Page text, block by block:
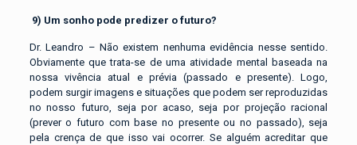
9) Um sonho pode predizer o futuro?
Dr. Leandro – Não existem nenhuma evidência nesse sentido.
Obviamente que trata-se de uma atividade mental baseada na
nossa vivência atual e prévia (passado e presente). Logo,
podem surgir imagens e situações que podem ser reproduzidas
no nosso futuro, seja por acaso, seja por projeção racional
(prever o futuro com base no presente ou no passado), seja
pela crença de que isso vai ocorrer. Se alguém acreditar que